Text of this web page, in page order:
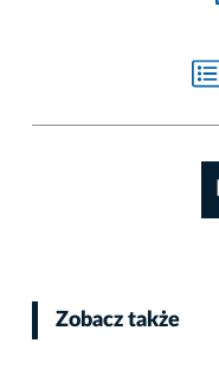
Zobacz także